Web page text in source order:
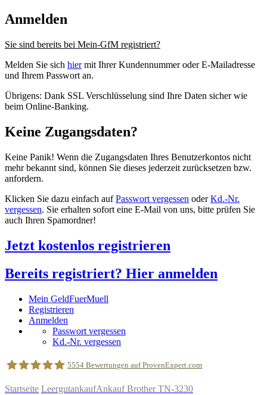
Anmelden
Sie sind bereits bei Mein-GfM registriert?
Melden Sie sich hiermit Ihrer Kundennummer oder E-Mailadresse
und Ihrem Passwort an.
Übrigens: Dank SSL Verschlüsselung sind Ihre Daten sicher wie
beim Online-Banking.
Keine Zugangsdaten?
Keine Panik! Wenn die Zugangsdaten Ihres Benutzerkontos nicht
mehr bekannt sind, können Sie dieses jederzeit zurücksetzen bzw.
anfordern.
Klicken Sie dazu einfach aufPasswort vergessen oderKd.-Nr.
vergessen. Sie erhalten sofort eine E-Mail von uns, bitte prüfen Sie
auch Ihren Spamordner!
Jetzt kostenlos registrieren
Bereits registriert? Hier anmelden
Mein GeldFuerMuell
Registrieren
Anmelden
Passwort vergessen
Kd.-Nr. vergessen
5554 Bewertungen auf ProvenExpert.com
Startseite LeergutankaufAnkauf Brother TN-3230